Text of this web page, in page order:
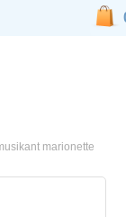
marionette